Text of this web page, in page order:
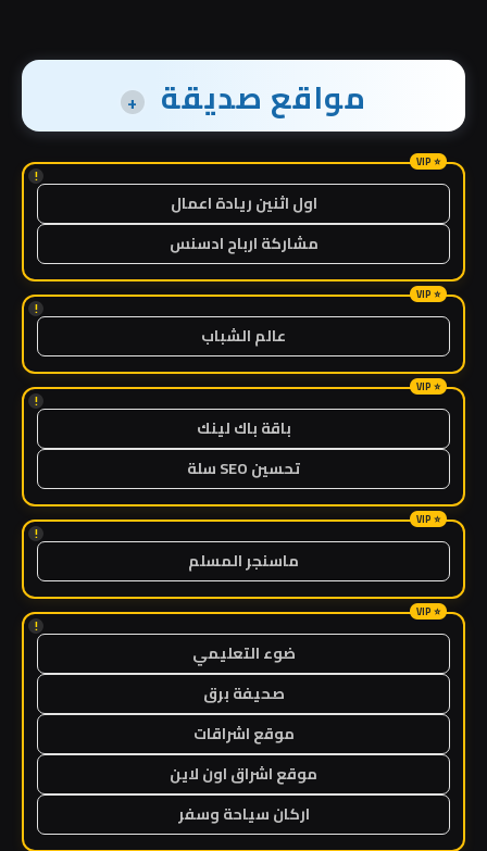
مواقع صديقة +
!
اول اثنين ريادة اعمال
مشاركة ارباح ادسنس
!
عالم الشباب
!
باقة باك لينك
تحسين SEO سلة
!
ماسنجر المسلم
!
ضوء التعليمي
صحيفة برق
موقع اشراقات
موقع اشراق اون لاين
اركان سياحة وسفر